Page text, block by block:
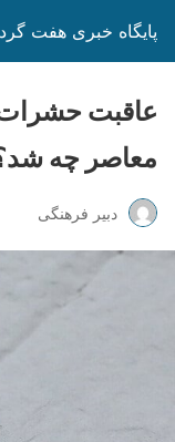
پایگاه خبری هفت گرد
عاقبت حشرات
معاصر چه
دبیر فرهنگی